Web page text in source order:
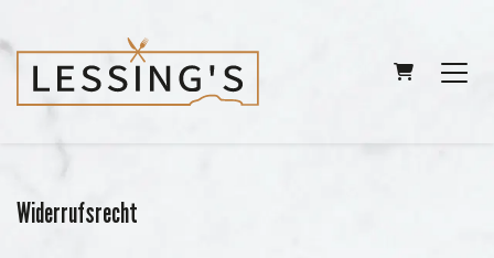
WARENKORB
Widerrufsrecht